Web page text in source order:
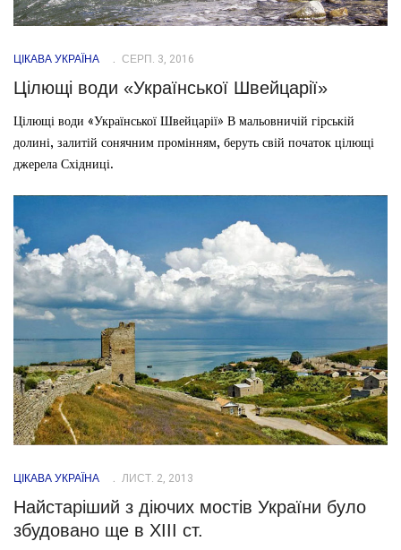
ЦІКАВА УКРАЇНА СЕРП. 3, 2016
Цілющі води «Української Швейцарії»
Цілющі води «Української Швейцарії» В мальовничій гірській
долині, залитій сонячним промінням, беруть свій початок цілющі
джерела Східниці.
ЦІКАВА УКРАЇНА ЛИСТ. 2, 2013
Найстаріший з діючих мостів України було
збудовано ще в ХІІІ ст.